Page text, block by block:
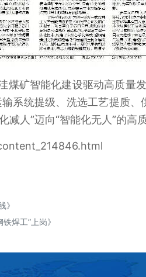
煤矿智能化建设驱动高质量
系统提级、洗选工艺提质
人”迈向“智能化无人”的高
》
焊工”上岗》